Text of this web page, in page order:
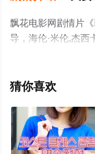
飘花电影网剧情片
导，海伦·米伦,杰西
威尔金森,马尔顿·索
尔
精彩演绎的美国电
影大全就上飘花影
电视猫或剧情网等
猜你喜欢